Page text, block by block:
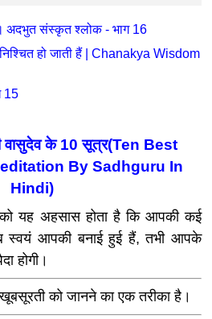
अदभुत संस्कृत श्लोक - भाग 16
निश्चित हो जाती हैं | Chanakya Wisdom
15
वासुदेव के 10 सूत्र(Ten Best
By Sadhguru In
Hindi)
यह अहसास होता है कि आपकी कई
स्वयं आपकी बनाई हुई हैं, तभी आपके
होगी।
को जानने का एक तरीका है।